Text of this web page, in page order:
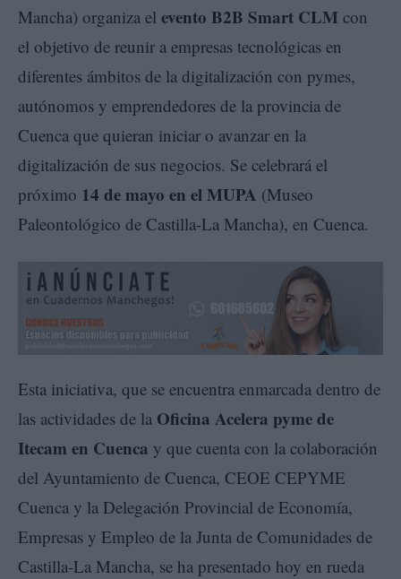
Mancha) organiza el evento B2B Smart CLM con
el objetivo de reunir a empresas tecnológicas en
diferentes ámbitos de la digitalización con pymes,
autónomos y emprendedores de la provincia de
Cuenca que quieran iniciar o avanzar en la
digitalización de sus negocios. Se celebrará el
próximo 14 de mayo en el MUPA (Museo
Paleontológico de Castilla-La Mancha), en Cuenca.
Esta iniciativa, que se encuentra enmarcada dentro de
las actividades de la Oficina Acelera pyme de
Itecam en Cuenca y que cuenta con la colaboración
del Ayuntamiento de Cuenca, CEOE CEPYME
Cuenca y la Delegación Provincial de Economía,
Empresas y Empleo de la Junta de Comunidades de
Castilla-La Mancha, se ha presentado hoy en rueda